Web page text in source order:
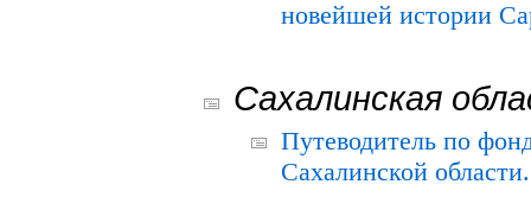
новейшей истории
Сахалинская
Путеводитель по
Сахалинской